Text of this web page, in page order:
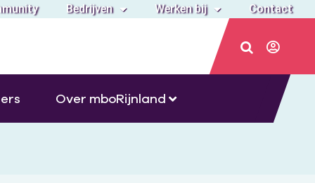
Bedrijven Werken bij Contact
Over mboRijnland